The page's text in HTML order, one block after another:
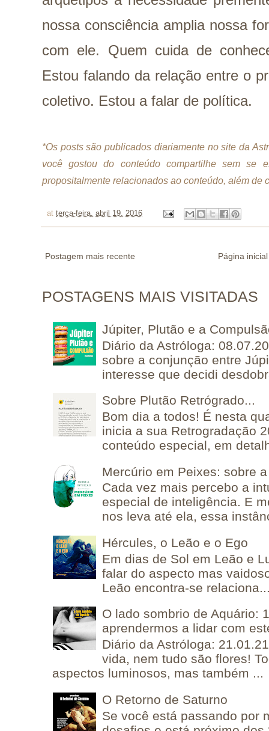
nossa consciência amplia nossa
com ele. Quem cuida de
Estou falando da relação entre o
coletivo. Estou a falar de política.
*Os posts são publicados diariamente no site da
você gostou do conteúdo compartilhe sem se
propositalmente relacionados ao conteúdo, além de
at terça-feira, abril 19, 2016
Postagem mais recente Página inicial
POSTAGENS MAIS VISITADAS
Júpiter, Plutão e a
Diário da Astróloga:
sobre a conjunção entre
interesse que decidi
Sobre Plutão Retrógrado...
Bom dia a todos! É nesta
inicia a sua Retrogradação
conteúdo especial, em
Mercúrio em Peixes: sobre
Cada vez mais percebo a
especial de inteligência. E
nos leva até ela, essa
Hércules, o Leão e o Ego
Em dias de Sol em Leão e
falar do aspecto mas
Leão encontra-se
O lado sombrio de Aquário:
aprendermos a lidar com
Diário da Astróloga:
vida, nem tudo são flores!
aspectos luminosos, mas também ...
O Retorno de Saturno
Se você está passando por